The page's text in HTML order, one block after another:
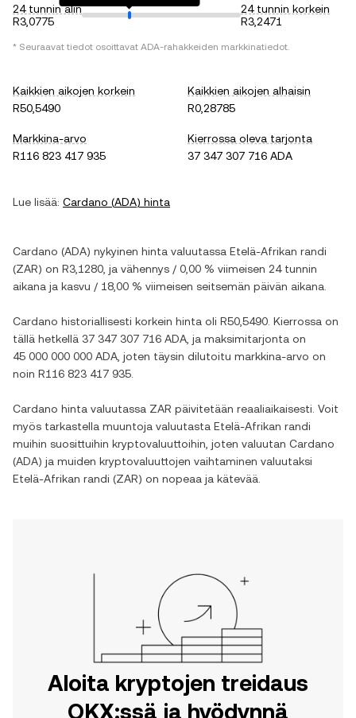
24 tunnin alin
R3,0775
24 tunnin korkein
R3,2471
* Seuraavat tiedot osoittavat ADA-rahakkeiden markkinatiedot.
Kaikkien aikojen korkein
R50,5490
Kaikkien aikojen alhaisin
R0,28785
Markkina-arvo
R116 823 417 935
Kierrossa oleva tarjonta
37 347 307 716 ADA
Lue lisää: Cardano (ADA) hinta
Cardano (ADA) nykyinen hinta valuutassa Etelä-Afrikan randi
(ZAR) on R3,1280 , ja vähennys / 0,00 % viimeisen 24 tunnin
aikana ja kasvu / 18,00 % viimeisen seitsemän päivän aikana.
Cardano historiallisesti korkein hinta oli R50,5490 . Kierrossa on
tällä hetkellä 37 347 307 716 ADA , ja maksimitarjonta on
45 000 000 000 ADA , joten täysin dilutoitu markkina-arvo on
noin R116 823 417 935
Cardano hinta valuutassa ZAR päivitetään reaaliaikaisesti. Voit
myös tarkastella muuntoja valuutasta Etelä-Afrikan randi
muihin suosittuihin kryptovaluuttoihin, joten valuutan Cardano
(ADA) ja muiden kryptovaluuttojen vaihtaminen valuutaksi
Etelä-Afrikan randi (ZAR) on nopeaa ja kätevää.
Aloita kryptojen treidaus
OKX:ssä ja hyödynnä